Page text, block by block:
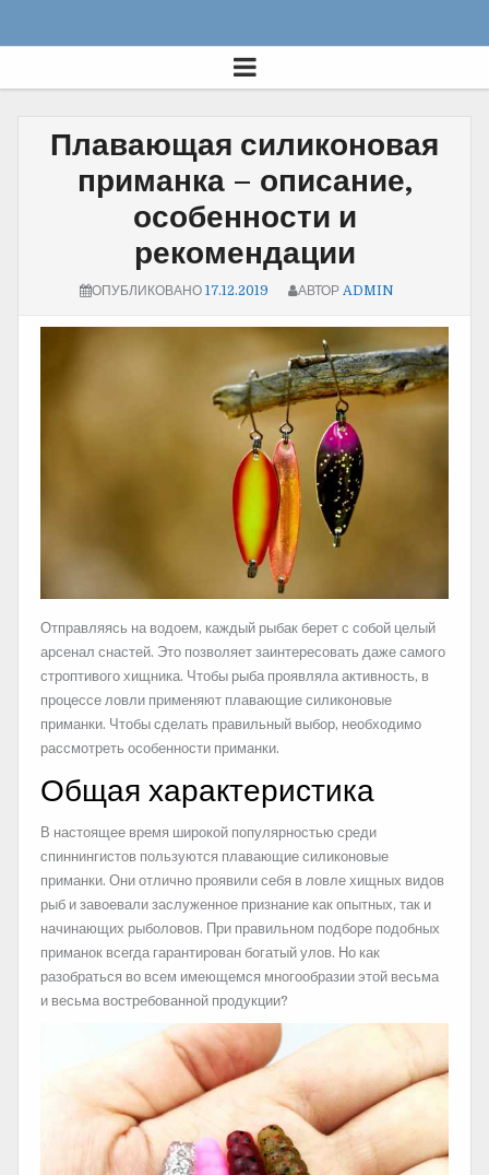
Плавающая силиконовая
приманка – описание,
особенности и
рекомендации
ОПУБЛИКОВАНО 17.12.2019 АВТОР ADMIN
Отправляясь на водоем, каждый рыбак берет с собой целый
арсенал снастей. Это позволяет заинтересовать даже самого
строптивого хищника. Чтобы рыба проявляла активность, в
процессе ловли применяют плавающие силиконовые
приманки. Чтобы сделать правильный выбор, необходимо
рассмотреть особенности приманки.
Общая характеристика
В настоящее время широкой популярностью среди
спиннингистов пользуются плавающие силиконовые
приманки. Они отлично проявили себя в ловле хищных видов
рыб и завоевали заслуженное признание как опытных, так и
начинающих рыболовов. При правильном подборе подобных
приманок всегда гарантирован богатый улов. Но как
разобраться во всем имеющемся многообразии этой весьма
и весьма востребованной продукции?